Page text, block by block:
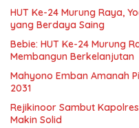
HUT Ke-24 Murung Raya,
yang Berdaya Saing
Bebie: HUT Ke-24 Murung
Membangun Berkelanjutan
Mahyono Emban Amanah
2031
Rejikinoor Sambut
Makin Solid